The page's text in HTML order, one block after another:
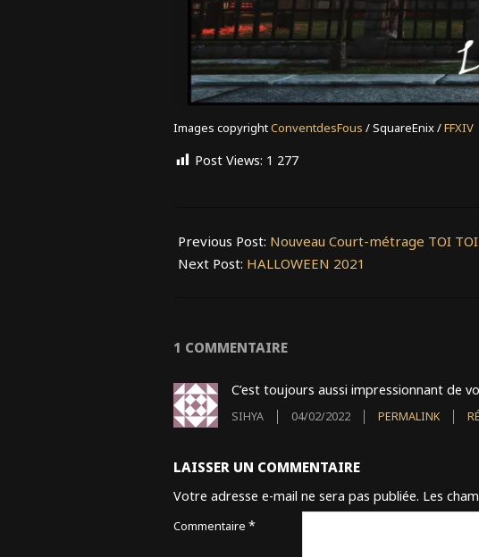
Images copyrightConventdesFous / SquareEnix /FFXIV
Post Views: 1 277
10-
10
Previous Post: Nouveau Court-métrage TOI
Next Post: HALLOWEEN 2021
1 COMMENTAIRE
C’est toujours aussi impressionnant de
SIHYA 04/02/2022 PERMALINK
LAISSER UN COMMENTAIRE
Votre adresse e-mail ne sera pas publiée. Les
Commentaire*